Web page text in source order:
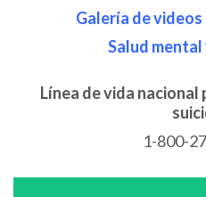
Galería de
Salud
Línea de vida nacional
1-800-